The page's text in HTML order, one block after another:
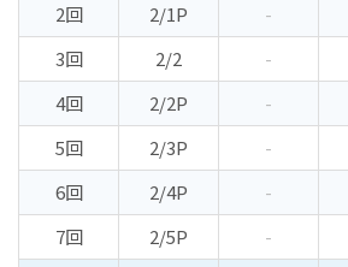
2回
2/1P -
3回
2/2 -
4回
2/2P -
5回
2/3P -
6回
2/4P -
7回
2/5P -